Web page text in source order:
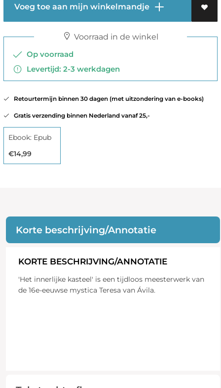
Voeg toe aan mijn winkelmandje
Voorraad in de winkel
Op voorraad
Levertijd: 2-3 werkdagen
Retourtermijn binnen 30 dagen (met uitzondering van e-books)
Gratis verzending binnen Nederland vanaf 25,-
Ebook: Epub
€14,99
Korte beschrijving/Annotatie
KORTE BESCHRIJVING/ANNOTATIE
'Het innerlijke kasteel' is een tijdloos meesterwerk van
de 16e-eeuwse mystica Teresa van Ávila.